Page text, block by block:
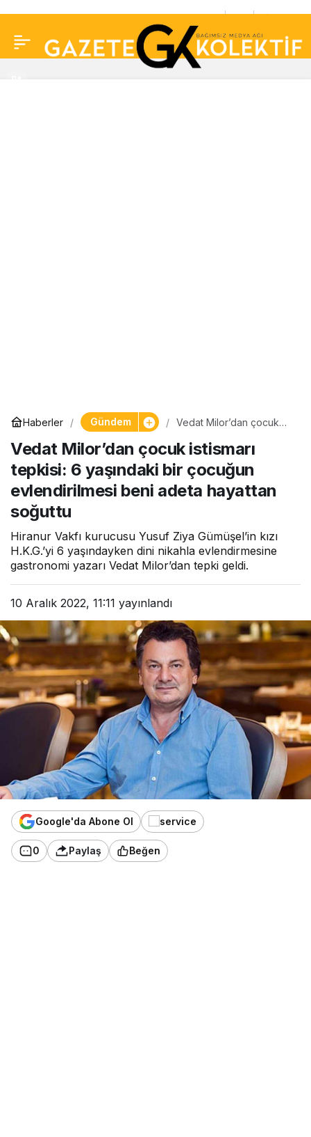
Haberler Gündem
Vedat Milor’dan çocuk
yaşındaki bir çocuğun
evlendirilmesi beni adeta
hayattan soğuttu
Vedat Milor’dan çocuk istismarı
tepkisi: 6 yaşındaki bir çocuğun
evlendirilmesi beni adeta hayattan
soğuttu
Hiranur Vakfı kurucusu Yusuf Ziya Gümüşel’in kızı
H.K.G.’yi 6 yaşındayken dini nikahla evlendirmesine
gastronomi yazarı Vedat Milor’dan tepki geldi.
10 Aralık 2022, 11:11 yayınlandı
Google'da Abone Ol
0 Paylaş Beğen
Türkiye’yi sarsan çocuk